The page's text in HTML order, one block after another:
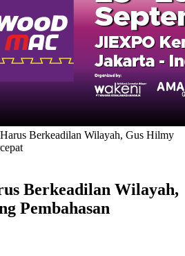
Berkeadilan Wilayah, Gus Hilmy
Berkeadilan Wilayah,
Pembahasan